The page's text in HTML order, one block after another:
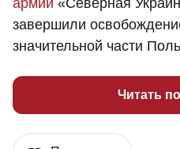
армий «Северная
завершили
значительной части
Читать